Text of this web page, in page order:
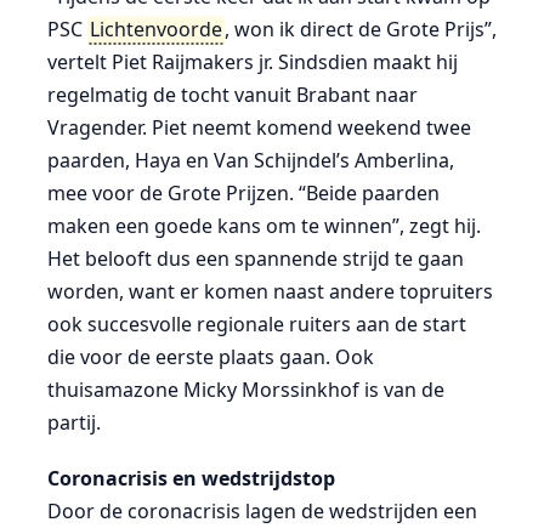
PSC Lichtenvoorde, won ik direct de Grote Prijs”,
vertelt Piet Raijmakers jr. Sindsdien maakt hij
regelmatig de tocht vanuit Brabant naar
Vragender. Piet neemt komend weekend twee
paarden, Haya en Van Schijndel’s Amberlina,
mee voor de Grote Prijzen. “Beide paarden
maken een goede kans om te winnen”, zegt hij.
Het belooft dus een spannende strijd te gaan
worden, want er komen naast andere topruiters
ook succesvolle regionale ruiters aan de start
die voor de eerste plaats gaan. Ook
thuisamazone Micky Morssinkhof is van de
partij.
Coronacrisis en wedstrijdstop
Door de coronacrisis lagen de wedstrijden een